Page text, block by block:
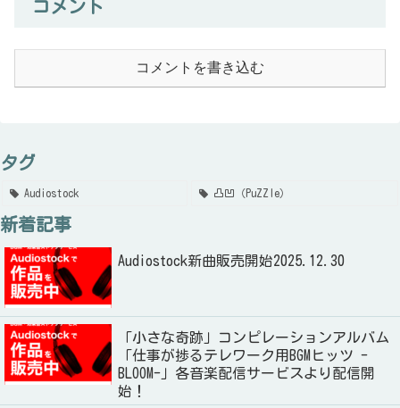
コメント
コメントを書き込む
タグ
Audiostock 凸凹（PuZZle）
新着記事
Audiostock新曲販売開始2025.12.30
「小さな奇跡」コンピレーションアルバム
「仕事が捗るテレワーク用BGMヒッツ -
BLOOM-」各音楽配信サービスより配信開
始！